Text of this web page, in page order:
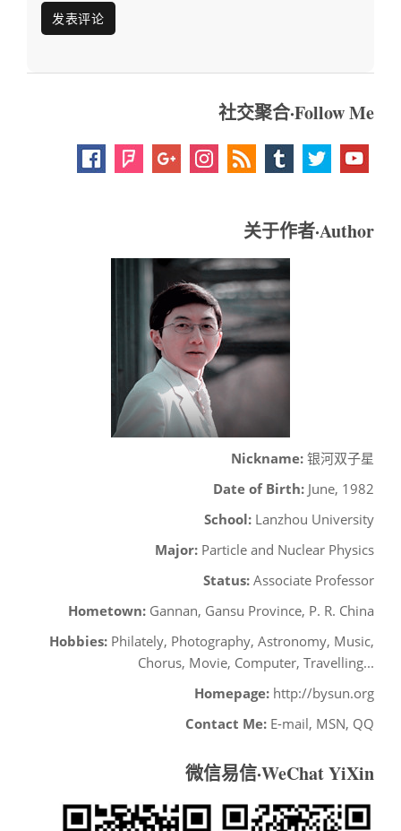
社交聚合·Follow Me
关于作者·Author
Nickname: 银河双子星
Date of Birth: June, 1982
School: Lanzhou University
Major: Particle and Nuclear Physics
Status: Associate Professor
Hometown: Gannan, Gansu Province, P. R. China
Hobbies: Philately, Photography, Astronomy, Music,
Chorus, Movie, Computer, Travelling...
Homepage: http://bysun.org
Contact Me: E-mail, MSN, QQ
微信易信·WeChat YiXin